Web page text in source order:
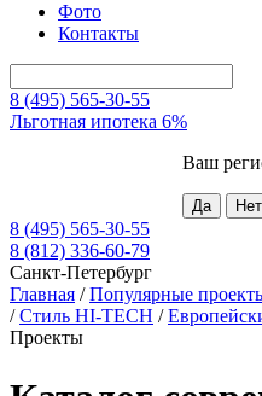
Фото
Контакты
8 (495) 565-30-55
Льготная ипотека 6%
Ваш
8 (495) 565-30-55
8 (812) 336-60-79
Санкт-Петербург
Главная /Популярные
/Стиль HI-TECH /
Проекты